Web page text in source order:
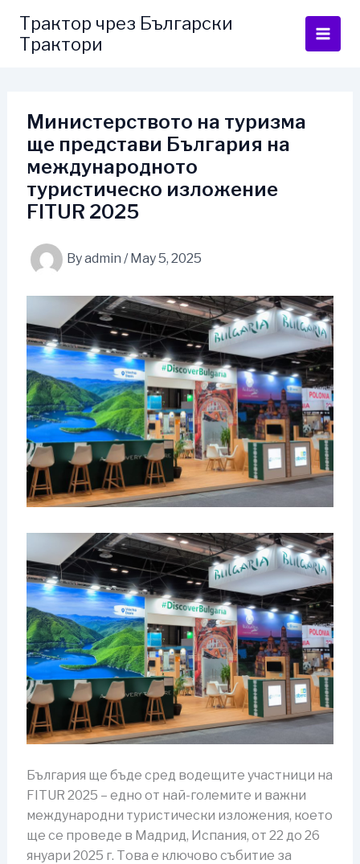
content
Трактор чрез Български
Трактори
Министерството на туризма
ще представи България на
международното
туристическо изложение
FITUR 2025
Byadmin / May 5, 2025
България ще бъде сред водещите участници на
FITUR 2025 – едно от най-големите и важни
международни туристически изложения, което
ще се проведе в Мадрид, Испания, от 22 до 26
януари 2025 г. Това е ключово събитие за